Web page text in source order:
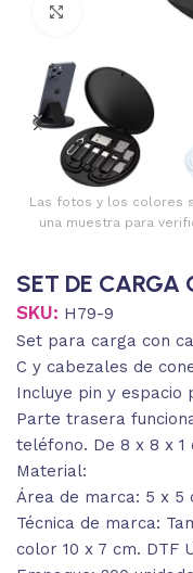
Clic para
Las fotos y los colores
una muestra para
SET DE CARGA
SKU: H79-9
Set para carga con
C y cabezales de
Incluye pin y espacio
Parte trasera
teléfono. De 8 x 8 x 1
Material:
Área de marca: 5 x 5
Técnica de marca:
color 10 x 7 cm. DTF